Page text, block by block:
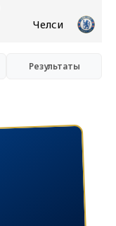
Челси
Результаты